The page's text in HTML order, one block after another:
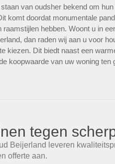
van oudsher bekend om hun
komt doordat monumentale
raamstijlen hebben. Woont u in
dan raden wij aan u voor
kiezen. Dit biedt naast een
koopwaarde van uw woning ten
tegen
Beijerland leveren
offerte aan.